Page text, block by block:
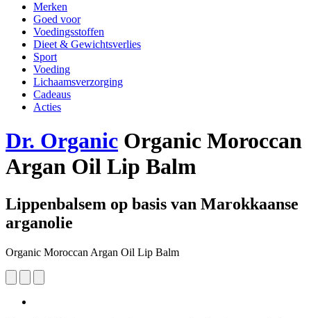
Merken
Goed voor
Voedingsstoffen
Dieet & Gewichtsverlies
Sport
Voeding
Lichaamsverzorging
Cadeaus
Acties
Dr. Organic Organic Moroccan
Argan Oil Lip Balm
Lippenbalsem op basis van Marokkaanse
arganolie
Organic Moroccan Argan Oil Lip Balm